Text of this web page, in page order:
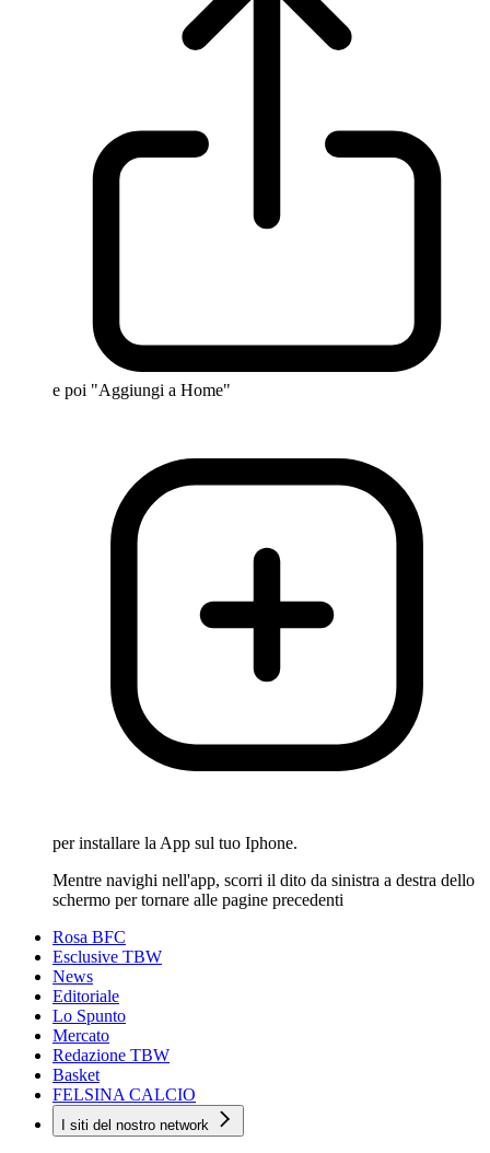
e poi "Aggiungi a Home"
per installare la App sul tuo Iphone.
Mentre navighi nell'app, scorri il dito da sinistra a destra dello
schermo per tornare alle pagine precedenti
Rosa BFC
Esclusive TBW
News
Editoriale
Lo Spunto
Mercato
Redazione TBW
Basket
FELSINA CALCIO
I siti del nostro network